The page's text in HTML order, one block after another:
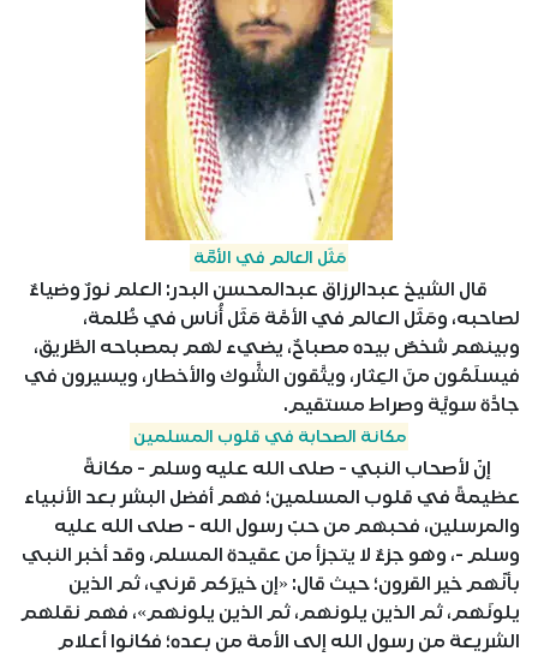
مَثَل العالم في الأمَّة
قال الشيخ عبدالرزاق عبدالمحسن البدر: العلم نورٌ وضياءٌ
لصاحبه، ومَثَل العالم في الأمَّة مَثَل أُناس في ظُلمة،
وبينهم شخصٌ بيده مصباحٌ، يضيء لهم بمصباحه الطَّريق،
فيسلَمُون منَ العِثار، ويتَّقون الشَّوك والأخطار، ويسيرون في
جادَّة سويَّة وصراط مستقيم.
مكانة الصحابة في قلوب المسلمين
إنّ لأصحاب النبي - صلى الله عليه وسلم - مكانةً
عظيمةً في قلوب المسلمين؛ فهم أفضل البشر بعد الأنبياء
والمرسلين، فحبهم من حبّ رسول الله - صلى الله عليه
وسلم -، وهو جزءٌ لا يتجزأ من عقيدة المسلم، وقد أخبر النبي
بأنّهم خير القرون؛ حيث قال: «إن خيرَكم قرني، ثم الذين
يلونَهم، ثم الذين يلونهم، ثم الذين يلونهم»، فهم نقلهم
الشريعة من رسول الله إلى الأمة من بعده؛ فكانوا أعلام